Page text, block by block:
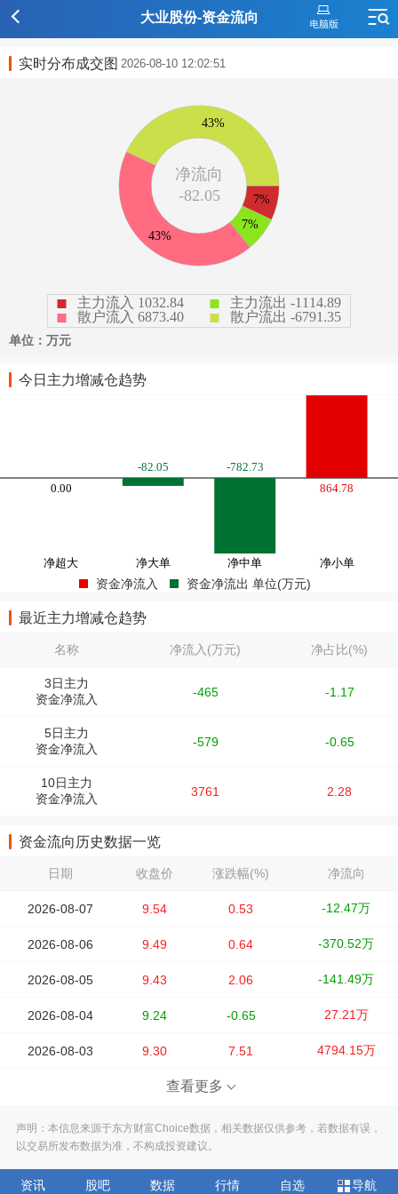
大业股份-资金流向
实时分布成交图 2026-08-10 12:02:51
今日主力增减仓趋势
资金净流入 资金净流出 单位(万元)
最近主力增减仓趋势
名称 净流入(万元) 净占比(%)
3日主力
资金净流入
-465 -1.17
5日主力
资金净流入
-579 -0.65
10日主力
资金净流入
3761 2.28
资金流向历史数据一览
日期 收盘价 涨跌幅(%) 净流向
2026-08-07 9.54 0.53 -12.47万
2026-08-06 9.49 0.64 -370.52万
2026-08-05 9.43 2.06 -141.49万
2026-08-04 9.24 -0.65 27.21万
2026-08-03 9.30 7.51 4794.15万
查看更多
声明：本信息来源于东方财富Choice数据，相关数据仅供参考，若数据有误，
以交易所发布数据为准，不构成投资建议。
资讯 股吧 数据 行情 自选 导航